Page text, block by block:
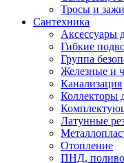
Тросы и
Сантехника
Аксессуары
Гибкие
Группа
Железные и
Канализация
Коллекторы
Латунные
Отопление
ПНД,